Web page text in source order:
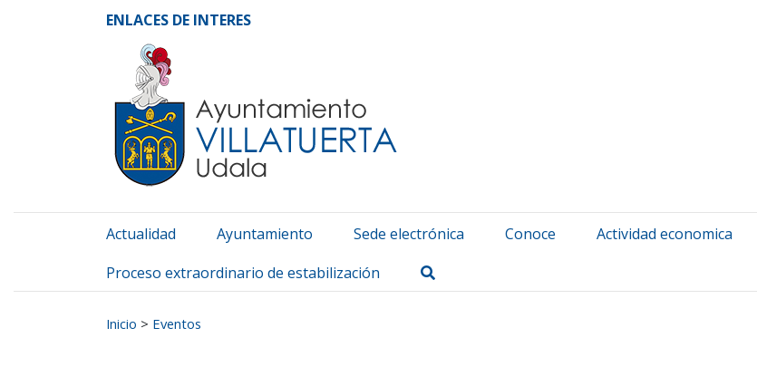
Ayuntamiento de Villatuerta Udala
ENLACES DE INTERES
Actualidad Ayuntamiento Sede electrónica Conoce Actividad economica
Proceso extraordinario de estabilización
Inicio > Eventos